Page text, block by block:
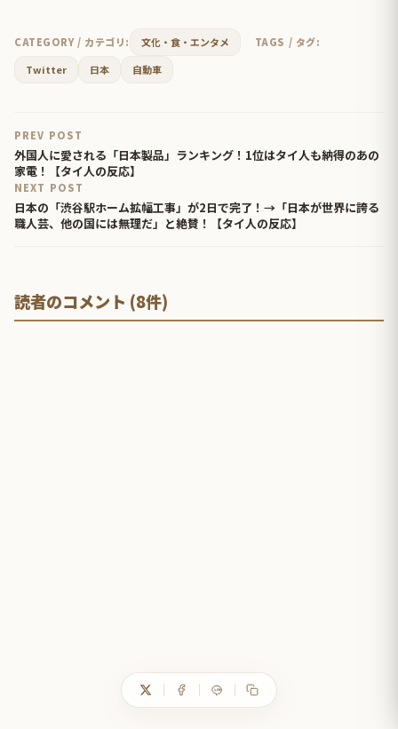
CATEGORY / カテゴリ: 文化・食・エンタメ
TAGS / タグ:
Twitter
日本 自動車
PREV POST
外国人に愛される「日本製品」ランキング！1位はタイ人も納得のあの
家電！【タイ人の反応】
NEXT POST
日本の「渋谷駅ホーム拡幅工事」が2日で完了！→「日本が世界に誇る
職人芸、他の国には無理だ」と絶賛！【タイ人の反応】
読者のコメント (8件)